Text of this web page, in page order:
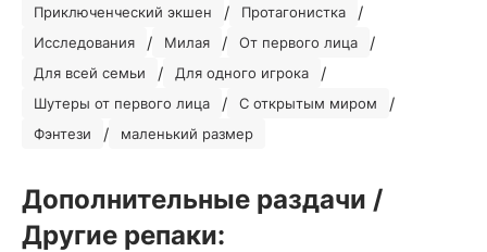
Приключенческий экшен / Протагонистка /
Исследования / Милая / От первого лица /
Для всей семьи / Для одного игрока /
Шутеры от первого лица / С открытым миром /
Фэнтези / маленький размер
Дополнительные раздачи /
Другие репаки: